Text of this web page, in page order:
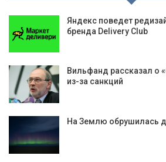
Яндекс поведет
бренда Delivery Club
Вильфанд рассказал о
из-за санкций
На Землю обрушилась